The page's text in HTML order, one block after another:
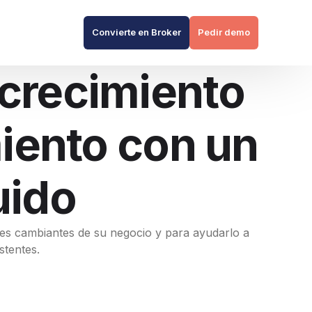
Convierte en Broker Pedir demo
con un
cambiantes de su negocio y para ayudarlo a